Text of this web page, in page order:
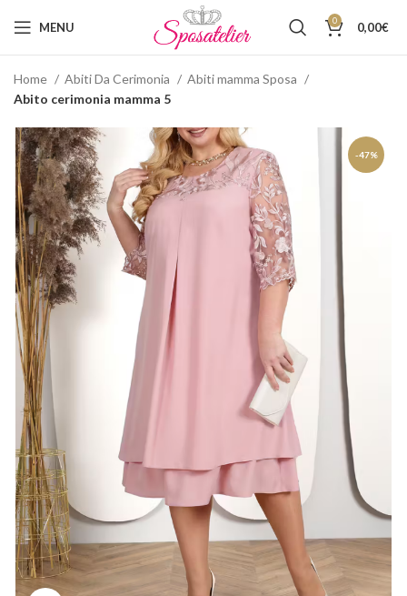
MENU 0 0,00€
Home Abiti Da Cerimonia
Abiti mamma Sposa
Abito cerimonia mamma 5
-47%